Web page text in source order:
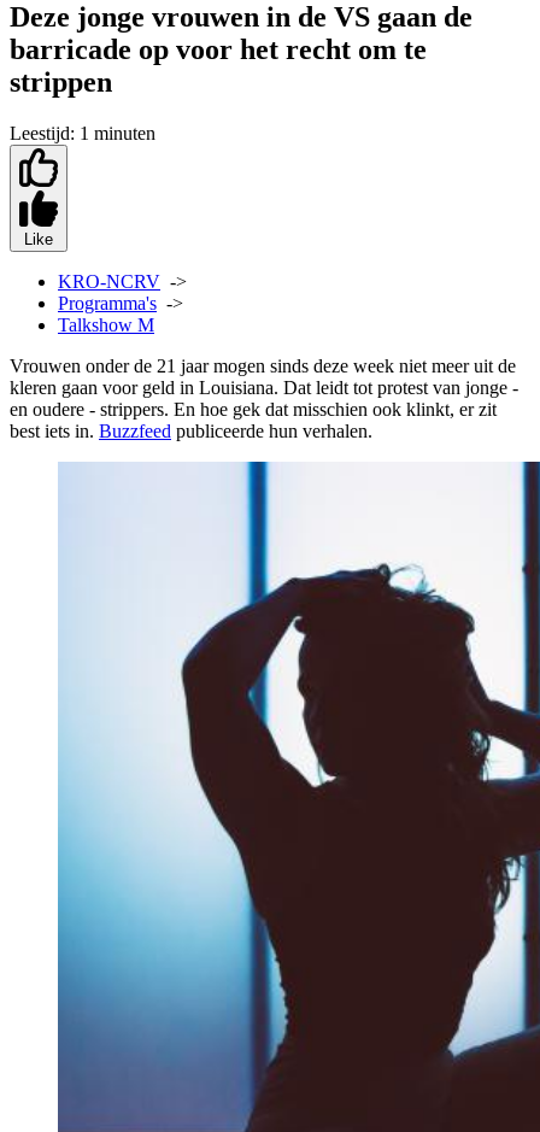
Deze jonge vrouwen in de VS gaan de
barricade op voor het recht om te
strippen
Leestijd: 1 minuten
Like
KRO-NCRV ->
Programma's ->
Talkshow M
Vrouwen onder de 21 jaar mogen sinds deze week niet meer uit de
kleren gaan voor geld in Louisiana. Dat leidt tot protest van jonge -
en oudere - strippers. En hoe gek dat misschien ook klinkt, er zit
best iets in. Buzzfeed publiceerde hun verhalen.